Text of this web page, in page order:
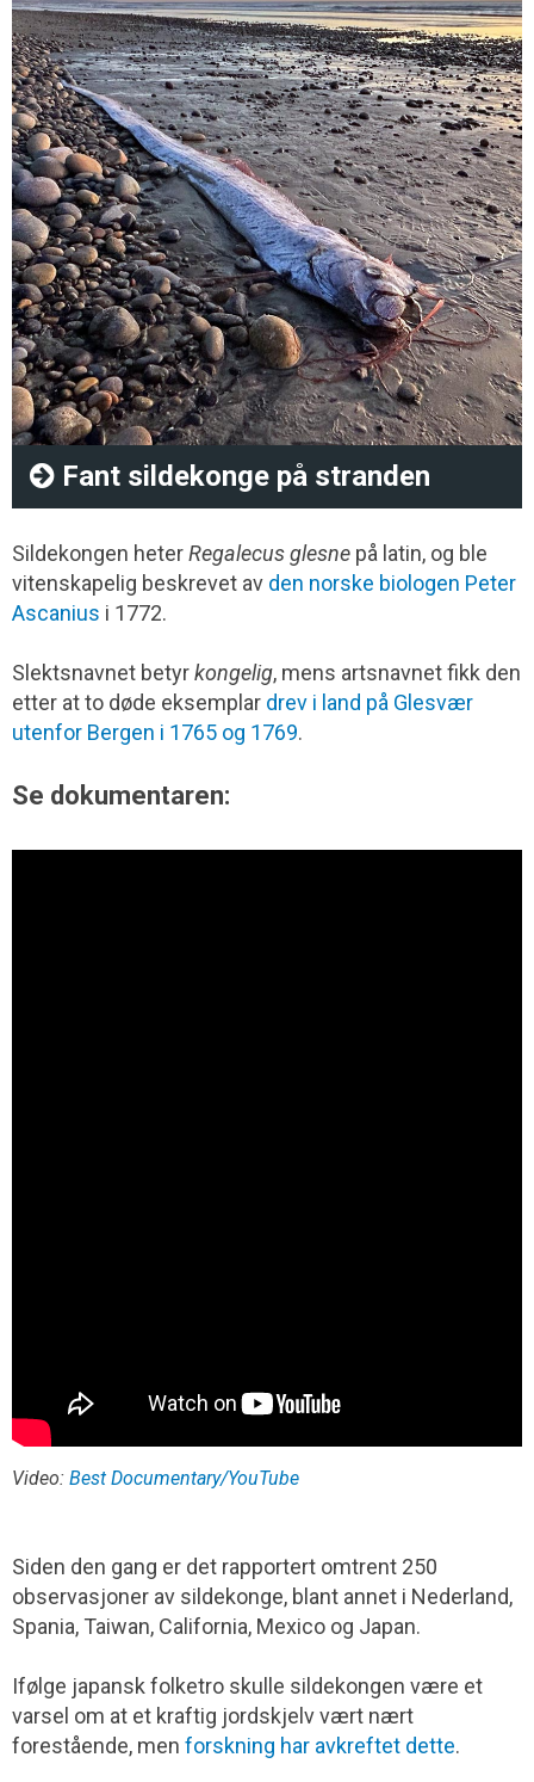
Fant sildekonge på stranden
Sildekongen heterRegalecus glesne på latin, og ble
vitenskapelig beskrevet av den norske biologen Peter
Ascanius i 1772.
Slektsnavnet betyrkongelig, mens artsnavnet fikk den
etter at to døde eksemplar drev i land på Glesvær
utenfor Bergen i 1765 og 1769.
Se dokumentaren:
Video: Best Documentary/YouTube
Siden den gang er det rapportert omtrent 250
observasjoner av sildekonge, blant annet i Nederland,
Spania, Taiwan, California, Mexico og Japan.
Ifølge japansk folketro skulle sildekongen være et
varsel om at et kraftig jordskjelv vært nært
forestående, men forskning har avkreftet dette.